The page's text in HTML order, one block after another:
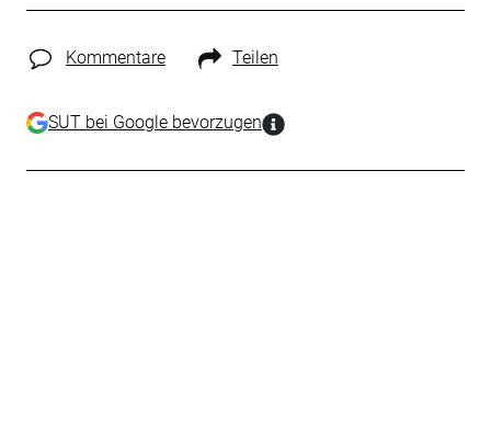
Kommentare Teilen
SUT bei Google bevorzugen